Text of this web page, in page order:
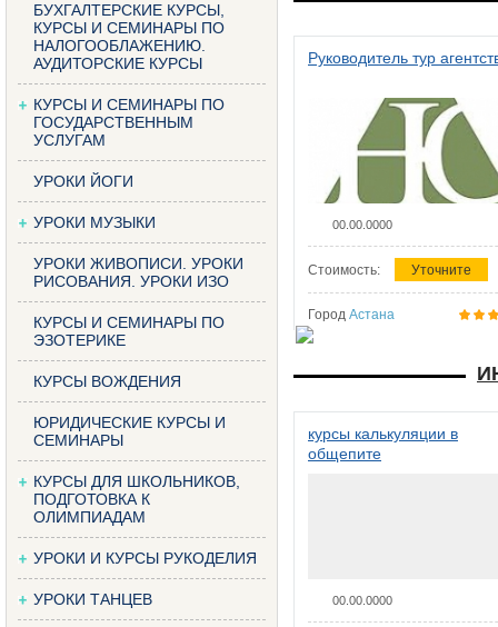
БУХГАЛТЕРСКИЕ КУРСЫ,
КУРСЫ И СЕМИНАРЫ ПО
НАЛОГООБЛАЖЕНИЮ.
АУДИТОРСКИЕ КУРСЫ
КУРСЫ И СЕМИНАРЫ ПО
ГОСУДАРСТВЕННЫМ
УСЛУГАМ
УРОКИ ЙОГИ
УРОКИ МУЗЫКИ
УРОКИ ЖИВОПИСИ. УРОКИ
РИСОВАНИЯ. УРОКИ ИЗО
КУРСЫ И СЕМИНАРЫ ПО
ЭЗОТЕРИКЕ
КУРСЫ ВОЖДЕНИЯ
ЮРИДИЧЕСКИЕ КУРСЫ И
СЕМИНАРЫ
КУРСЫ ДЛЯ ШКОЛЬНИКОВ,
ПОДГОТОВКА К
ОЛИМПИАДАМ
УРОКИ И КУРСЫ РУКОДЕЛИЯ
УРОКИ ТАНЦЕВ
Руководитель тур
00.00.0000
Стоимость: Уточните
Город Астана
курсы калькуляции в
общепите
00.00.0000